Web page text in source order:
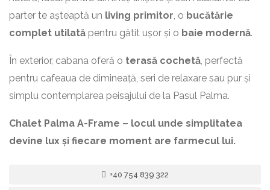
parter te așteaptă un living primitor , o bucătărie
complet utilată pentru gătit ușor și o baie modernă.
În exterior, cabana oferă o terasă cochetă , perfectă
pentru cafeaua de dimineață, seri de relaxare sau pur și
simplu contemplarea peisajului de la Pasul Palma.
Chalet Palma A-Frame – locul unde simplitatea
devine lux și fiecare moment are farmecul lui.
+40 754 839 322